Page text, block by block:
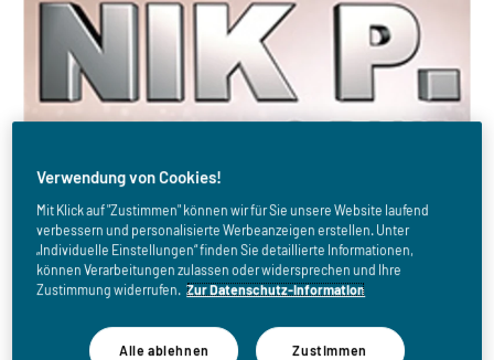
Verwendung von Cookies!
Mit Klick auf "Zustimmen" können wir für Sie unsere Website laufend
verbessern und personalisierte Werbeanzeigen erstellen. Unter
„Individuelle Einstellungen“ finden Sie detaillierte Informationen,
können Verarbeitungen zulassen oder widersprechen und Ihre
Zustimmung widerrufen. Zur Datenschutz-Information
Alle ablehnen Zustimmen